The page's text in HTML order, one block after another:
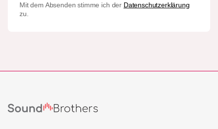
Mit dem Absenden stimme ich der Datenschutzerklärung
zu.